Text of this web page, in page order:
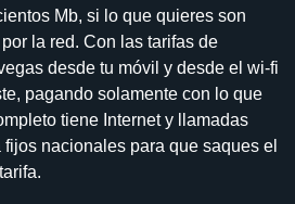
Mb, si lo que quieres son
la red. Con las tarifas de
desde tu móvil y desde el wi-fi
pagando solamente con lo que
tiene Internet y llamadas
nacionales para que saques el